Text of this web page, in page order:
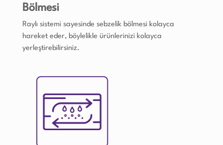
Bölmesi
Raylı sistemi sayesinde sebzelik bölmesi kolayca
hareket eder, böylelikle ürünlerinizi kolayca
yerleştirebilirsiniz.